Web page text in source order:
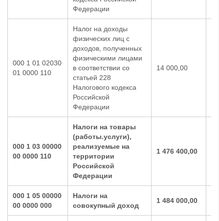
Федерации
000 1 01 02030
01 0000 110
Налог на доходы
физических лиц с
доходов, полученных
физическими лицами
в соответствии со
статьей 228
Налогового кодекса
Российской
Федерации
14 000,00
000 1 03 00000
00 0000 110
Налоги на товары
(работы.услуги),
реализуемые на
территории
Российской
Федерации
1 476 400,00
000 1 05 00000
00 0000 000
Налоги на
совокупный доход
1 484 000,00